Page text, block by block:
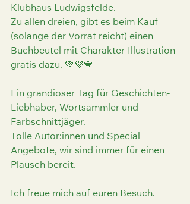
Klubhaus Ludwigsfelde.
Zu allen dreien, gibt es beim Kauf
(solange der Vorrat reicht) einen
Buchbeutel mit Charakter-Illustration
gratis dazu. 💚💜💙
Ein grandioser Tag für Geschichten-
Liebhaber, Wortsammler und
Farbschnittjäger.
Tolle Autor:innen und Special
Angebote, wir sind immer für einen
Plausch bereit.
Ich freue mich auf euren Besuch.